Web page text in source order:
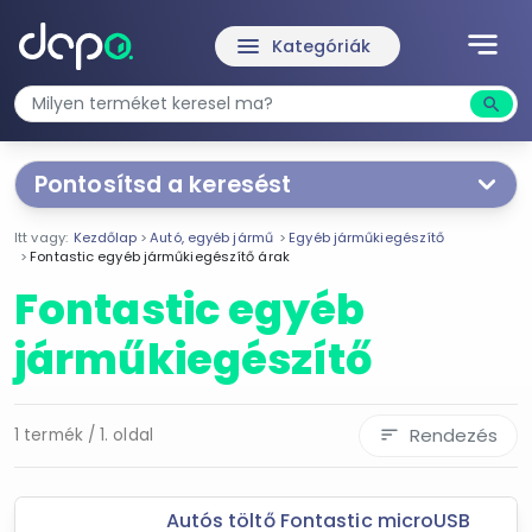
notes
menu Kategóriák
search
Pontosítsd a keresést
Segítünk a keresésben!
Válaszd ki a jellemzőketTe magad!
Ár szűrése
1 120 Ft
Szűrés
Itt vagy: Kezdőlap Autó, egyéb jármű
Egyéb járműkiegészítő
Fontastic egyéb járműkiegészítő árak
Fontastic egyéb
járműkiegészítő
1 termék / 1. oldal sort Rendezés
Autós töltő Fontastic microUSB